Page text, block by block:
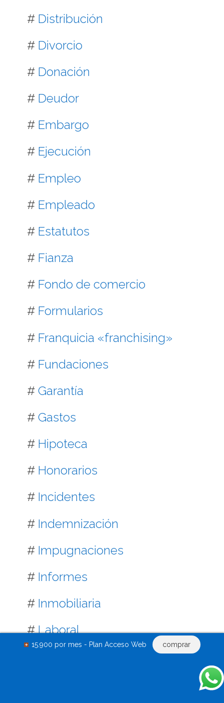
15.900 por mes - Plan Acceso Web comprar
# Distribución
# Divorcio
# Donación
# Deudor
# Embargo
# Ejecución
# Empleo
# Empleado
# Estatutos
# Fianza
# Fondo de comercio
# Formularios
# Franquicia «franchising»
# Fundaciones
# Garantía
# Gastos
# Hipoteca
# Honorarios
# Incidentes
# Indemnización
# Impugnaciones
# Informes
# Inmobiliaria
#Laboral